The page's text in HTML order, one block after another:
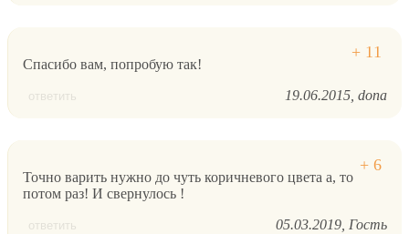
Спасибо вам, попробую так!
ответить 19.06.2015 dona
Точно варить нужно до чуть коричневого цвета а, то
потом раз! И свернулось !
ответить 05.03.2019 Гость